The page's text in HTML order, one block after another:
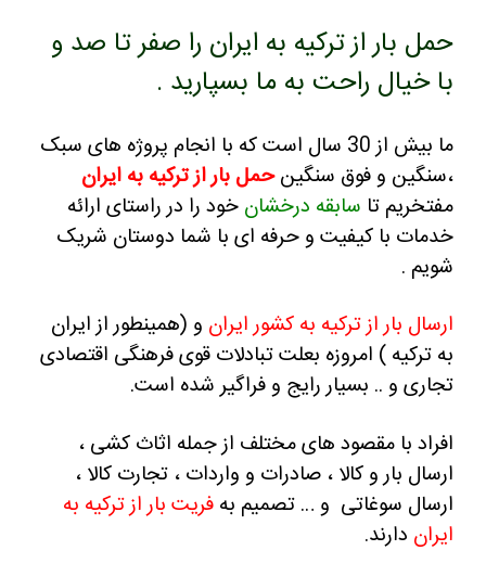
بار از ترکیه به ایران را صفر تا صد و
خیال راحت به ما بسپارید .
ما بیش از 30 سال است که با انجام پروژه های سبک
و فوق سنگینحمل بار از ترکیه به ایران
تاسابقه درخشانخود را در راستای ارائه
با کیفیت و حرفه ای با شما دوستان شریک
.
بار از ترکیه به کشور ایرانو (همینطور از ایران
ترکیه ) امروزه بعلت تبادلات قوی فرهنگی اقتصادی
و .. بسیار رایج و فراگیر شده است.
با مقصود های مختلف از جمله اثاث کشی ،
بار و کالا ، صادرات و واردات ، تجارت کالا ،
سوغاتی و … تصمیم بهفریت بار از ترکیه به
دارند.